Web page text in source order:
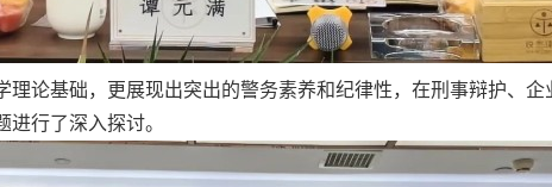
论基础，更展现出突出的警务素养和纪律性，在刑事辩护、
行了深入探讨。